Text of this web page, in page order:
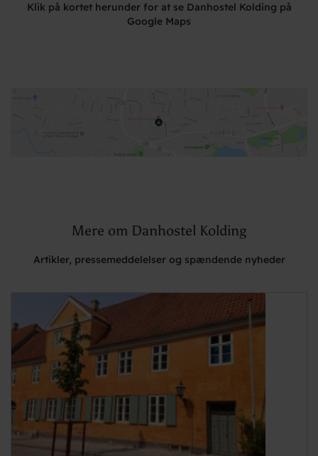
Klik på kortet herunder for at se Danhostel Kolding på
Google Maps
Mere om Danhostel Kolding
Artikler, pressemeddelelser og spændende nyheder